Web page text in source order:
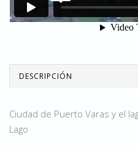
DESCRIPCIÓN
Ciudad de Puerto Varas y el
Lago